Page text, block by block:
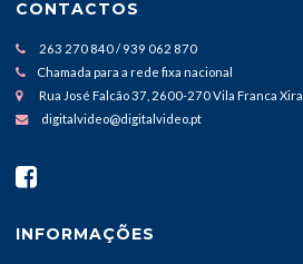
CONTACTOS
263 270 840 / 939 062 870
Chamada para a rede fixa nacional
Rua José Falcão 37, 2600-270 Vila Franca Xira
digitalvideo@digitalvideo.pt
INFORMAÇÕES